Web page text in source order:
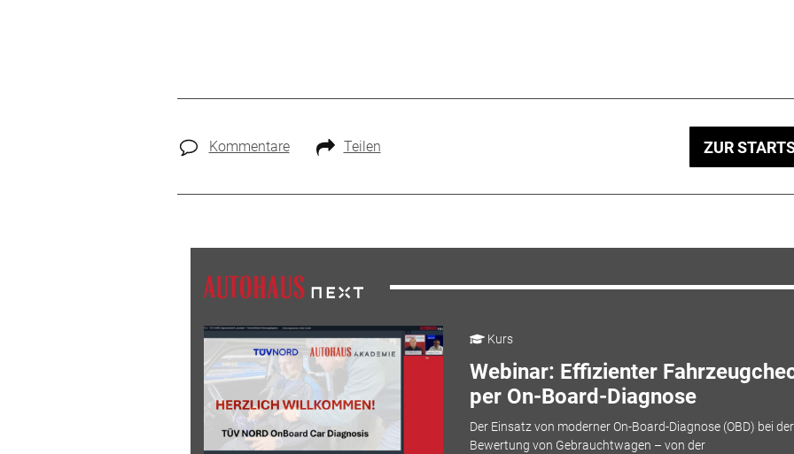
Kommentare Teilen ZUR
Kurs
Webinar: Effizienter
per On-Board-Diagnose
Der Einsatz von moderner On-Board-Diagnose (OBD) bei der
Bewertung von Gebrauchtwagen – von der